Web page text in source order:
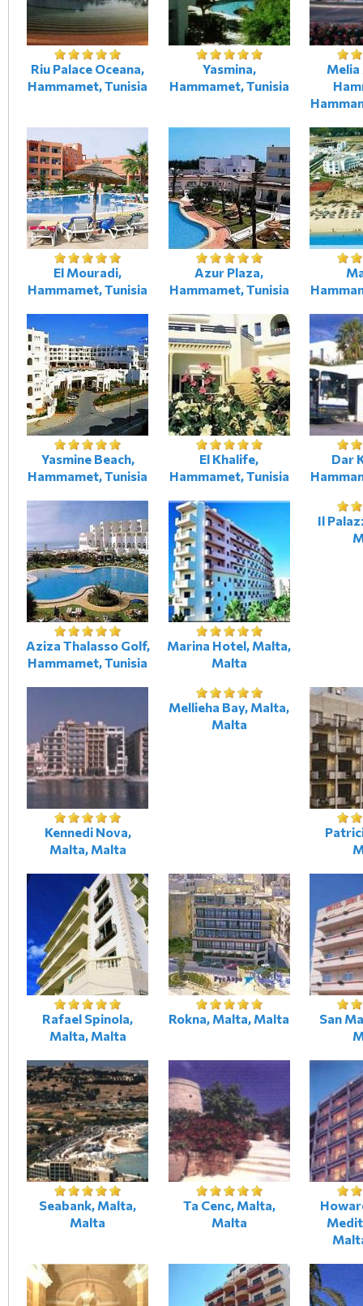
Riu Palace Oceana,
Hammamet, Tunisia
Yasmina,
Hammamet, Tunisia
El Mouradi,
Hammamet, Tunisia
Azur Plaza,
Hammamet, Tunisia
Yasmine Beach,
Hammamet, Tunisia
El Khalife,
Hammamet, Tunisia
Dar
Aziza Thalasso Golf,
Hammamet, Tunisia
Marina Hotel, Malta,
Malta
Il
Kennedi Nova,
Malta, Malta
Mellieha Bay, Malta,
Malta
Rafael Spinola,
Malta, Malta
Rokna, Malta, Malta
San
Seabank, Malta,
Malta
Ta Cenc, Malta,
Malta